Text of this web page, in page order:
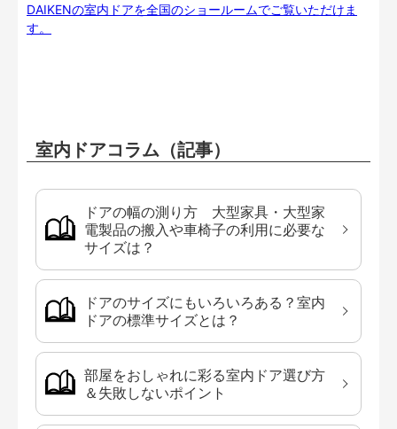
DAIKENの室内ドアを全国のショールームでご覧いただけま
す。
室内ドアコラム（記事）
ドアの幅の測り方 大型家具・大型家
電製品の搬入や車椅子の利用に必要な
サイズは？
ドアのサイズにもいろいろある？室内
ドアの標準サイズとは？
部屋をおしゃれに彩る室内ドア選び方
＆失敗しないポイント